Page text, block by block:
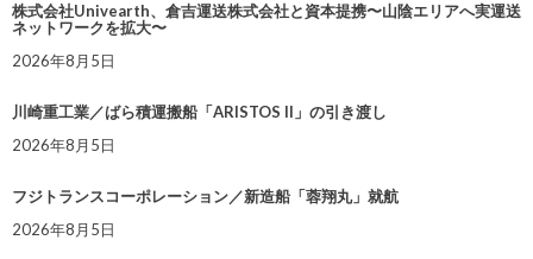
株式会社Univearth、倉吉運送株式会社と資本提携〜山陰エリアへ実運送
ネットワークを拡大〜
2026年8月5日
川崎重工業／ばら積運搬船「ARISTOS II」の引き渡し
2026年8月5日
フジトランスコーポレーション／新造船「蓉翔丸」就航
2026年8月5日